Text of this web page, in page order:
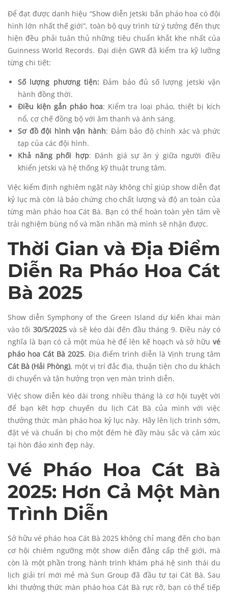
Để đạt được danh hiệu “Show diễn Jetski bắn pháo hoa có đội
hình lớn nhất thế giới”, toàn bộ quy trình từ ý tưởng đến thực
hiện đều phải tuân thủ những tiêu chuẩn khắt khe nhất của
Guinness World Records. Đại diện GWR đã kiểm tra kỹ lưỡng
từng chi tiết:
Số lượng phương tiện:Đảm bảo đủ số lượng jetski vận
hành đồng thời.
Điều kiện gắn pháo hoa: Kiểm tra loại pháo, thiết bị kích
nổ, cơ chế đồng bộ với âm thanh và ánh sáng.
Sơ đồ đội hình vận hành: Đảm bảo độ chính xác và phức
tạp của các đội hình.
Khả năng phối hợp: Đánh giá sự ăn ý giữa người điều
khiển jetski và hệ thống kỹ thuật trung tâm.
Việc kiểm định nghiêm ngặt này không chỉ giúp show diễn đạt
kỷ lục mà còn là bảo chứng cho chất lượng và độ an toàn của
từng màn pháo hoa Cát Bà. Bạn có thể hoàn toàn yên tâm về
trải nghiệm bùng nổ và mãn nhãn mà mình sẽ nhận được.
Thời Gian và Địa Điểm
Diễn Ra Pháo Hoa Cát
Bà 2025
Show diễn Symphony of the Green Island dự kiến khai màn
vào tối 30/5/2025 và sẽ kéo dài đến đầu tháng 9. Điều này có
nghĩa là bạn có cả một mùa hè để lên kế hoạch và sở hữu vé
pháo hoa Cát Bà 2025. Địa điểm trình diễn là Vịnh trung tâm
Cát Bà (Hải Phòng), một vị trí đắc địa, thuận tiện cho du khách
di chuyển và tận hưởng trọn vẹn màn trình diễn.
Việc show diễn kéo dài trong nhiều tháng là cơ hội tuyệt vời
để bạn kết hợp chuyến du lịch Cát Bà của mình với việc
thưởng thức màn pháo hoa kỷ lục này. Hãy lên lịch trình sớm,
đặt vé và chuẩn bị cho một đêm hè đầy màu sắc và cảm xúc
tại hòn đảo xinh đẹp này.
Vé Pháo Hoa Cát Bà
2025: Hơn Cả Một Màn
Trình Diễn
Sở hữu vé pháo hoa Cát Bà 2025 không chỉ mang đến cho bạn
cơ hội chiêm ngưỡng một show diễn đẳng cấp thế giới, mà
còn là một phần trong hành trình khám phá hệ sinh thái du
lịch giải trí mới mẻ mà Sun Group đã đầu tư tại Cát Bà. Sau
khi thưởng thức màn pháo hoa Cát Bà rực rỡ, bạn có thể tiếp